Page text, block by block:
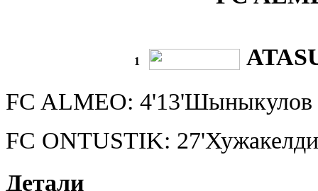
1
FC ALMEO: 4'13'Шыныкулов
FC ONTUSTIK:
Детали